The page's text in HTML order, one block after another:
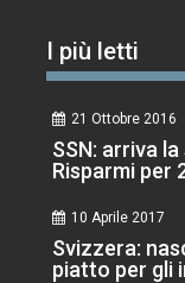
I più letti
21 Ottobre 2016
SSN: arriva
Risparmi per
10 Aprile 2017
Svizzera:
piatto per gli